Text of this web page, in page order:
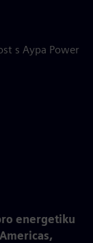
s Aypa Power
energetiku